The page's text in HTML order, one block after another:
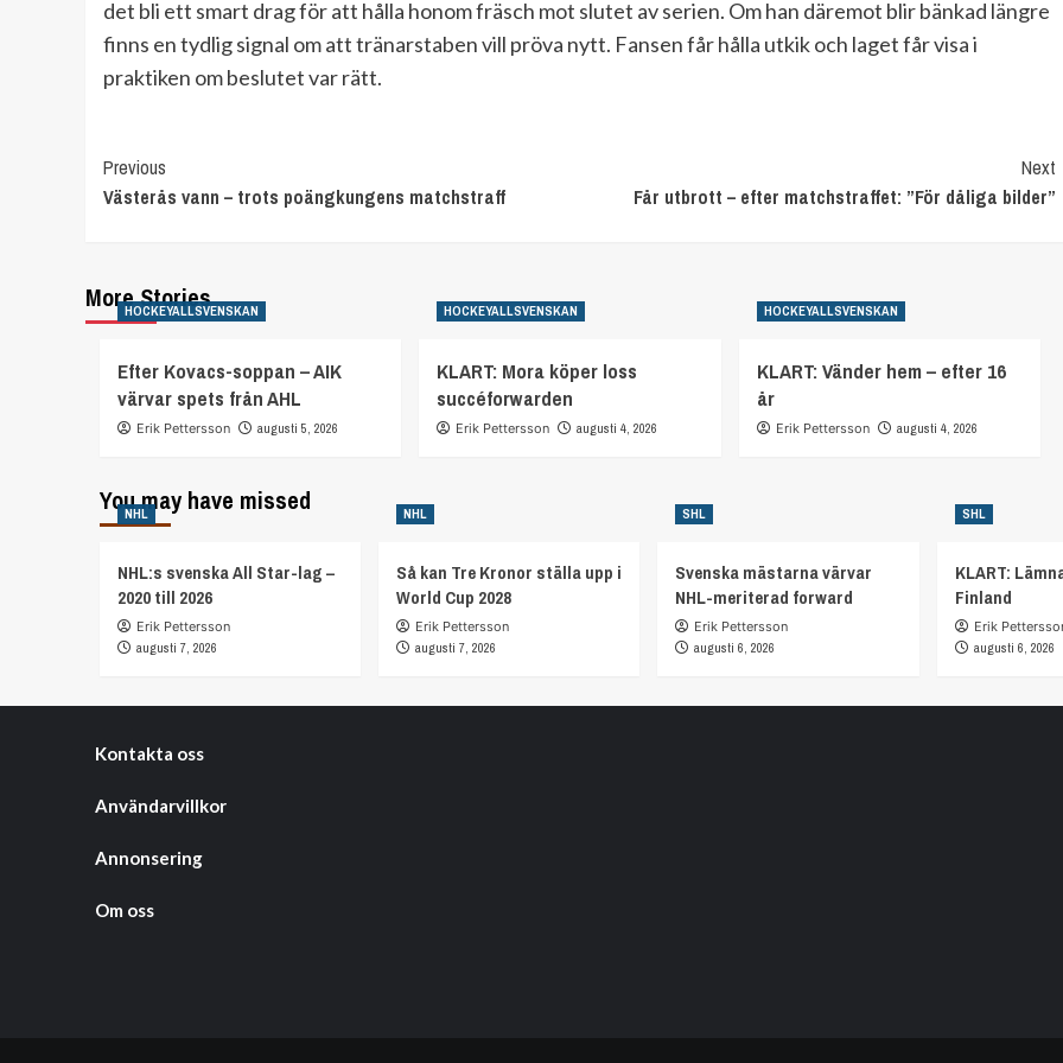
det bli ett smart drag för att hålla honom fräsch mot slutet av serien. Om han däremot blir bänkad längre
finns en tydlig signal om att tränarstaben vill pröva nytt. Fansen får hålla utkik och laget får visa i
praktiken om beslutet var rätt.
Continue
Reading
Previous
Västerås vann – trots poängkungens matchstraff
Next
Får utbrott – efter matchstraffet: ”För dåliga bilder”
More Stories
HOCKEYALLSVENSKAN
Efter Kovacs-soppan – AIK
värvar spets från AHL
Erik Pettersson augusti 5, 2026
HOCKEYALLSVENSKAN
KLART: Mora köper loss
succéforwarden
Erik Pettersson augusti 4, 2026
HOCKEYALLSVENSKAN
KLART: Vänder hem – efter 16
år
Erik Pettersson augusti 4, 2026
You may have missed
NHL
NHL:s svenska All Star-lag –
2020 till 2026
Erik Pettersson
augusti 7, 2026
NHL
Så kan Tre Kronor ställa upp i
World Cup 2028
Erik Pettersson
augusti 7, 2026
SHL
Svenska mästarna värvar
NHL-meriterad forward
Erik Pettersson
augusti 6, 2026
SHL
KLART:
Finland
Erik
augusti 6, 2026
Kontakta oss
Användarvillkor
Annonsering
Om oss